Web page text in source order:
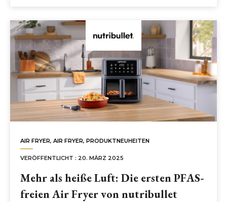
AIR FRYER, AIR FRYER, PRODUKTNEUHEITEN
VERÖFFENTLICHT : 20. MÄRZ 2025
Mehr als heiße Luft: Die ersten PFAS-
freien Air Fryer von nutribullet